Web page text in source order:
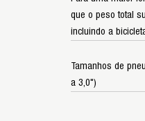
que o peso total
incluindo a
Tamanhos de
a 3,0")